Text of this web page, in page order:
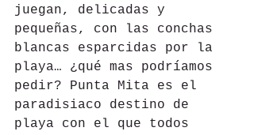
juegan, delicadas y
pequeñas, con las conchas
blancas esparcidas por la
playa… ¿qué mas podríamos
pedir? Punta Mita es el
paradisiaco destino de
playa con el que todos